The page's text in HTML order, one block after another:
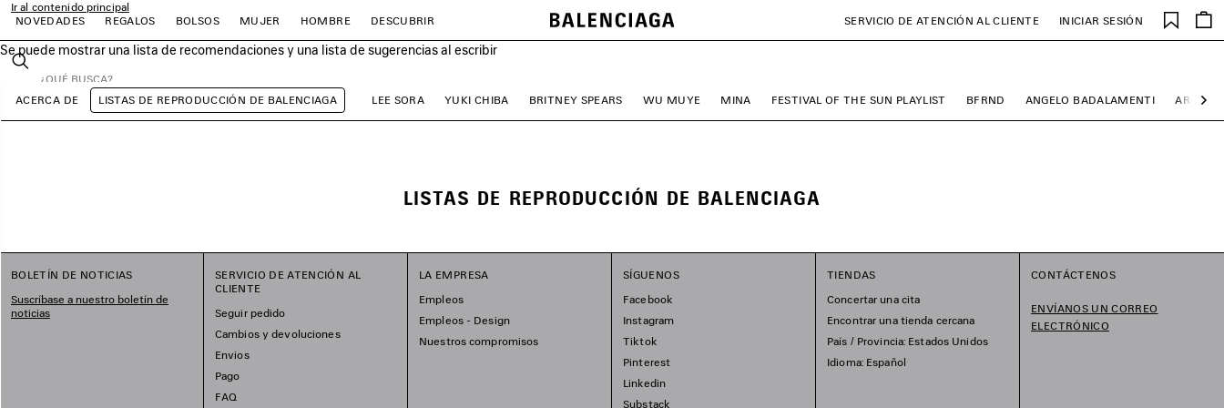
Ir al contenido principal
NOVEDADES
REGALOS BOLSOS MUJER HOMBRE DESCUBRIR SERVICIO DE ATENCIÓN AL CLIENTE INICIAR SESIÓN
Se puede mostrar una lista de recomendaciones y una lista de sugerencias al escribir
Buscar
close the banner
ACERCA DE LISTAS DE REPRODUCCIÓN DE BALENCIAGA LEE SORA YUKI CHIBA BRITNEY SPEARS WU MUYE MINA FESTIVAL OF THE SUN PLAYLIST BFRND ANGELO BADALAMENTI ARCHIVE
LISTAS DE REPRODUCCIÓN DE BALENCIAGA
BOLETÍN DE NOTICIAS
Suscríbase a nuestro boletín de
noticias
SERVICIO DE ATENCIÓN AL
CLIENTE
Seguir pedido
Cambios y devoluciones
Envios
Pago
FAQ
LA EMPRESA
Empleos
Empleos - Design
Nuestros compromisos
SÍGUENOS
Facebook
Instagram
Tiktok
Pinterest
Linkedin
Substack
TIENDAS
Concertar una cita
Encontrar una tienda cercana
País / Provincia: Estados Unidos
Idioma: Español
CONTÁCTENOS
ENVÍANOS UN CORREO
ELECTRÓNICO